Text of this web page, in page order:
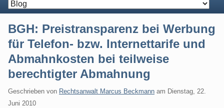
BGH: Preistransparenz bei Werbung
für Telefon- bzw. Internettarife und
Abmahnkosten bei teilweise
berechtigter Abmahnung
Geschrieben von Rechtsanwalt Marcus Beckmann am Dienstag, 22.
Juni 2010